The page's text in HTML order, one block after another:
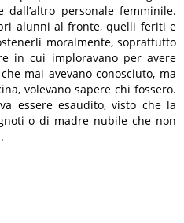
personale femminile.
alunni al fronte, quelli feriti e
moralmente, soprattutto
in cui imploravano per avere
mai avevano conosciuto, ma
volevano sapere chi fossero.
essere esaudito, visto che la
o di madre nubile che non